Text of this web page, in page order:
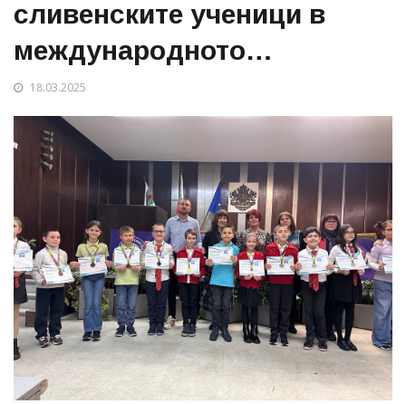
сливенските ученици в
международното
състезание „Математика
без граници“ – „зима“ 2025
18.03.2025